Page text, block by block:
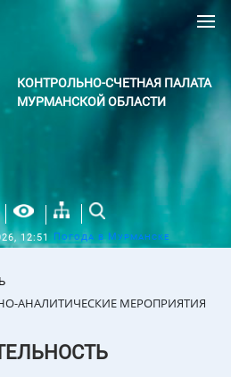
КОНТРОЛЬНО-СЧЕТНАЯ ПАЛАТА
МУРМАНСКОЙ ОБЛАСТИ
12:51 Погода в Мурманске
АНАЛИТИЧЕСКИЕ МЕРОПРИЯТИЯ